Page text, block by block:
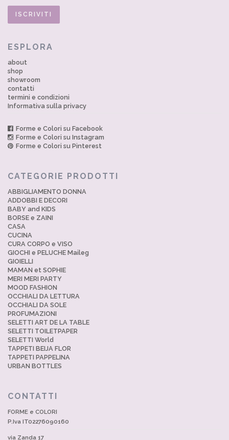
ESPLORA
about
shop
showroom
contatti
termini e condizioni
Informativa sulla privacy
Forme e Colori su Facebook
Forme e Colori su Instagram
Forme e Colori su Pinterest
CATEGORIE PRODOTTI
ABBIGLIAMENTO DONNA
ADDOBBI E DECORI
BABY and KIDS
BORSE e ZAINI
CASA
CUCINA
CURA CORPO e VISO
GIOCHI e PELUCHE Maileg
GIOIELLI
MAMAN et SOPHIE
MERI MERI PARTY
MOOD FASHION
OCCHIALI DA LETTURA
OCCHIALI DA SOLE
PROFUMAZIONI
SELETTI ART DE LA TABLE
SELETTI TOILETPAPER
SELETTI World
TAPPETI BEIJA FLOR
TAPPETI PAPPELINA
URBAN BOTTLES
CONTATTI
FORME e COLORI
P.Iva IT02276090160
via Zanda 17